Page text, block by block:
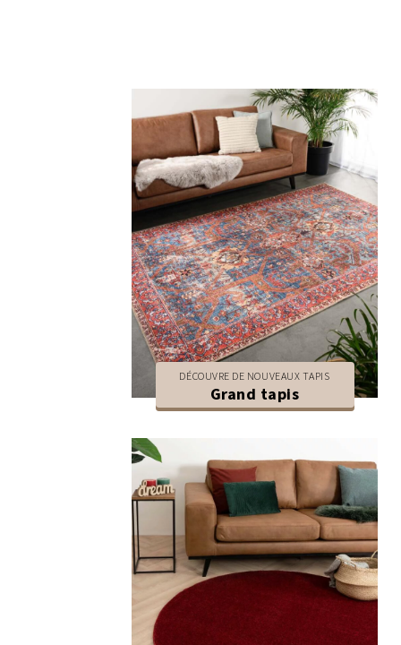
DÉCOUVRE DE NOUVEAUX TAPIS
Grand tapis